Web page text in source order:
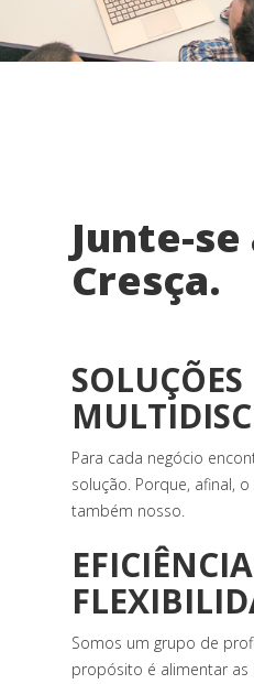
Junte-se
Cresça.
SOLUÇÕES
Para cada negócio
solução. Porque, afinal,
também nosso.
Somos um grupo de
propósito é alimentar as